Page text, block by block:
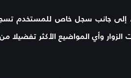
إلى جانب سجل خاص للمستخدم
الزوار وأي المواضيع الأكثر